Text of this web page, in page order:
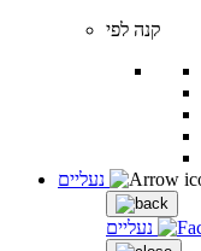
קנה לפי
נעליים